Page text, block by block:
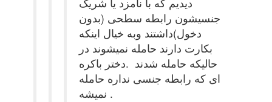
جنسیشون رابطه سطحی (بدون
دخول)داشتند وبه خیال اینکه
بکارت دارند حامله نمیشوند در
حالیکه حامله شدند .دختر باکره
ای که رابطه جنسی نداره حامله
نمیشه .